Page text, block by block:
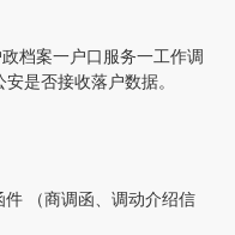
档案一户口服务一工作调
是否接收落户数据。
（商调函、调动介绍信